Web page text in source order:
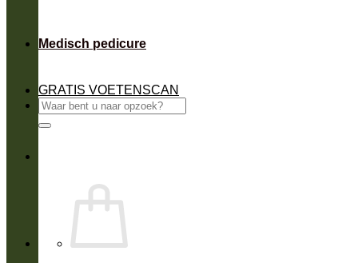
Medisch pedicure
GRATIS VOETENSCAN
Zoeken
naar: